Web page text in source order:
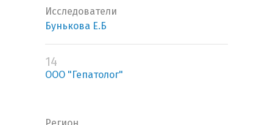
Исследователи
Бунькова Е.Б
14
ООО "Гепатолог"